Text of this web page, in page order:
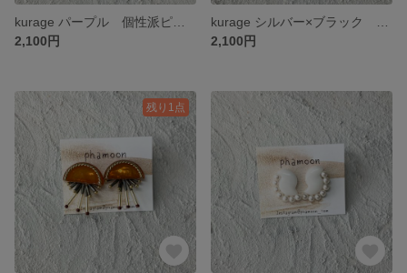
2,100円
2,100円
残り1点